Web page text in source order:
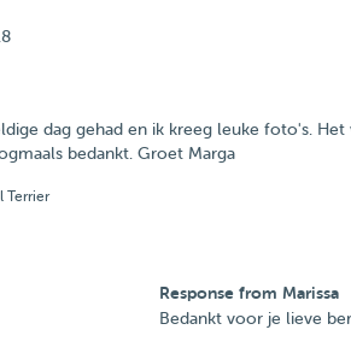
dag gehad en ik kreeg leuke foto's.
bedankt. Groet Marga
Terrier
Response from Marissa
Bedankt voor je lieve